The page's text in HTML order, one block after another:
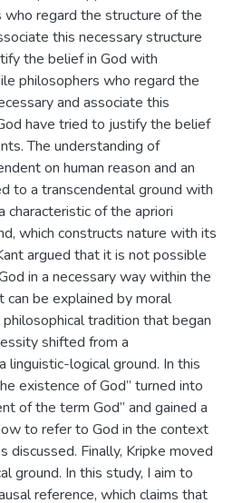
regard the structure of the
this necessary structure
the belief in God with
philosophers who regard the
and associate this
have tried to justify the belief
The understanding of
on human reason and an
to a transcendental ground with
characteristic of the apriori
which constructs nature with its
argued that it is not possible
in a necessary way within the
be explained by moral
tradition that began
shifted from a
linguistic-logical ground. In this
existence of God” turned into
of the term God” and gained a
to refer to God in the context
discussed. Finally, Kripke moved
ground. In this study, I aim to
reference, which claims that